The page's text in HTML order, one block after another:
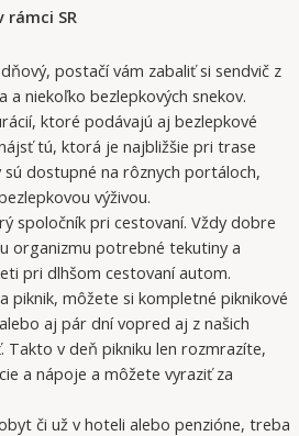
SR
postačí vám zabaliť si sendvič z
a niekoľko bezlepkových snekov.
ktoré podávajú aj bezlepkové
tú, ktorá je najbližšie pri trase
sú dostupné na rôznych portáloch,
výživou.
spoločník pri cestovaní. Vždy dobre
organizmu potrebné tekutiny a
pri dlhšom cestovaní autom.
piknik, môžete si kompletné piknikové
aj pár dní vopred aj z našich
Takto v deň pikniku len rozmrazíte,
a nápoje a môžete vyraziť za
či už v hoteli alebo penzióne, treba